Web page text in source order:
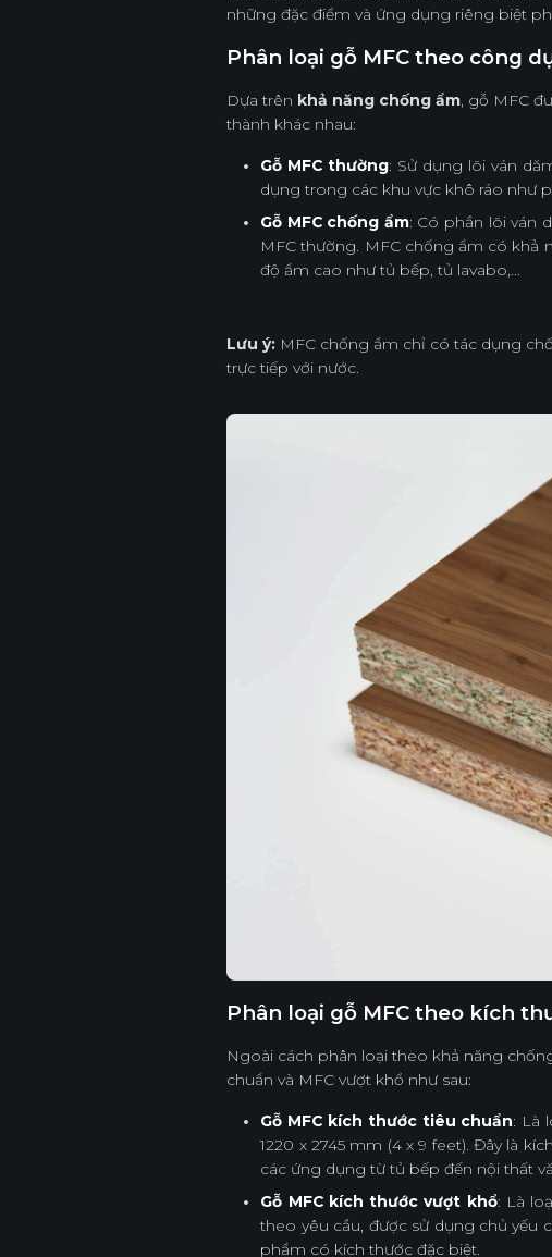
những đặc điểm và ứng dụng riêng biệt
Phân loại gỗ MFC theo công
Dựa trên khả năng chống ẩm, gỗ MFC
thành khác nhau:
Gỗ MFC thường: Sử dụng lõi ván
dụng trong các khu vực khô ráo như
Gỗ MFC chống ẩm: Có phần lõi ván
MFC thường. MFC chống ẩm có khả
độ ẩm cao như tủ bếp, tủ lavabo,...
Lưu ý: MFC chống ẩm chỉ có tác dụng
trực tiếp với nước.
Phân loại gỗ MFC theo kích
Ngoài cách phân loại theo khả năng
chuẩn và MFC vượt khổ như sau:
Gỗ MFC kích thước tiêu chuẩn: Là
1220 x 2745 mm (4 x 9 feet). Đây là
các ứng dụng từ tủ bếp đến nội thất
Gỗ MFC kích thước vượt khổ: Là
theo yêu cầu, được sử dụng chủ
phẩm có kích thước đặc biệt.